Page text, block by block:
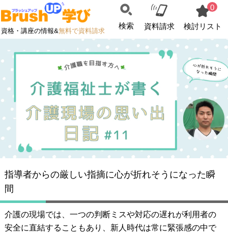
資格・講座の情報&無料で資料請求
検索 資料請求
0
検討リスト
指導者からの厳しい指摘に心が折れそうになった瞬
間
介護の現場では、一つの判断ミスや対応の遅れが利用者の
安全に直結することもあり、新人時代は常に緊張感の中で